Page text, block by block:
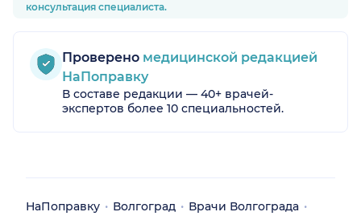
консультация специалиста.
Проверено медицинской редакцией
НаПоправку
В составе редакции — 40+ врачей-
экспертов более 10 специальностей.
НаПоправку Волгоград
Врачи Волгограда